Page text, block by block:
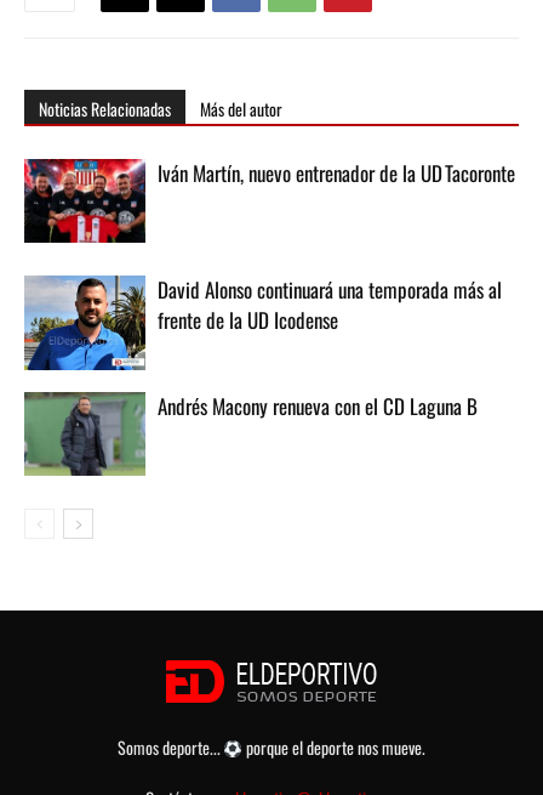
Noticias Relacionadas Más del autor
Iván Martín, nuevo entrenador de la UD Tacoronte
David Alonso continuará una temporada más al
frente de la UD Icodense
Andrés Macony renueva con el CD Laguna B
Somos deporte...
porque el deporte nos mueve.